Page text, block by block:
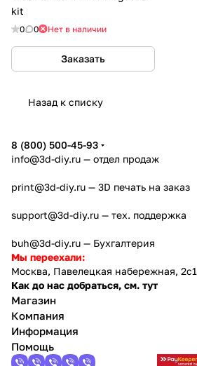
kit
0 0 Нет в наличии
Заказать
Назад к списку
8 (800) 500-45-93
info@3d-diy.ru — отдел продаж
print@3d-diy.ru — 3D печать на заказ
support@3d-diy.ru — тех. поддержка
buh@3d-diy.ru — Бухгалтерия
Мы переехали:
Москва, Павелецкая набережная, 2с1
Как до нас добраться, см. тут
Магазин
Компания
Информация
Помощь